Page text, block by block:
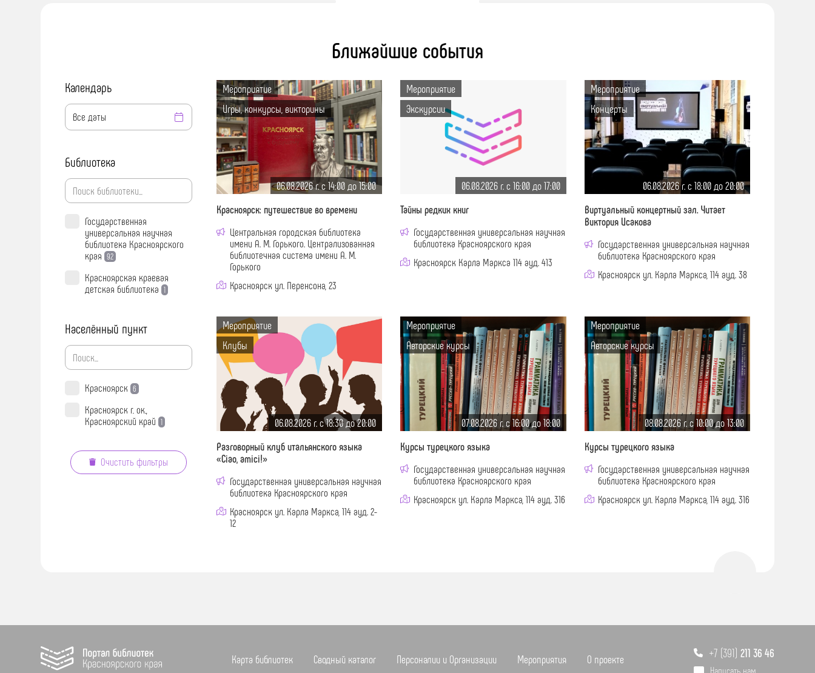
Ближайшие события
Календарь
Библиотека
Государственная
универсальная научная
библиотека Красноярского
края 92
Красноярская краевая
детская библиотека 1
Населённый пункт
Красноярск 6
Красноярск г. ок.,
Красноярский край 1
Очистить фильтры
Мероприятие
Игры, конкурсы, викторины
06.08.2026 г. c 14:00 до 15:00
Красноярск: путешествие во времени
Центральная городская библиотека
имени А. М. Горького. Централизованная
библиотечная система имени А. М.
Горького
Красноярск ул. Перенсона, 23
Мероприятие
Экскурсии
06.08.2026 г. c 16:00 до 17:00
Тайны редких книг
Государственная универсальная научная
библиотека Красноярского края
Красноярск Карла Маркса 114 ауд. 413
Мероприятие
Концерты
06.08.2026 г. c 18:00 до 20:00
Виртуальный концертный зал. Читает
Виктория Исакова
Государственная универсальная научная
библиотека Красноярского края
Красноярск ул. Карла Маркса, 114 ауд. 38
Мероприятие
Клубы
06.08.2026 г. c 18:30 до 20:00
Разговорный клуб итальянского языка
«Ciao, amici!»
Государственная универсальная научная
библиотека Красноярского края
Красноярск ул. Карла Маркса, 114 ауд. 2-
12
Мероприятие
Авторские курсы
07.08.2026 г. c 16:00 до 18:00
Курсы турецкого языка
Государственная универсальная научная
библиотека Красноярского края
Красноярск ул. Карла Маркса, 114 ауд. 316
Мероприятие
Авторские курсы
08.08.2026 г. c 10:00 до 13:00
Курсы турецкого языка
Государственная универсальная научная
библиотека Красноярского края
Красноярск ул. Карла Маркса, 114 ауд. 316
Карта библиотек Сводный каталог Персоналии и Организации Мероприятия О проекте +7 (391) 211 36 46
Написать нам